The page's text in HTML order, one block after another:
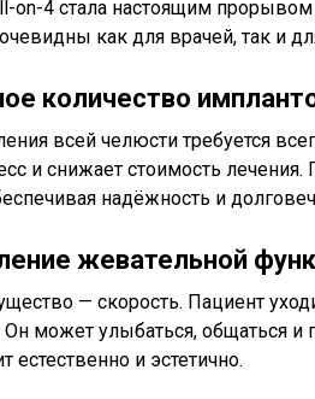
on-4 стала настоящим
как для врачей, так и
количество
всей челюсти требуется
и снижает стоимость лечения.
надёжность и
жевательной
— скорость. Пациент
может улыбаться, общаться и
естественно и эстетично.